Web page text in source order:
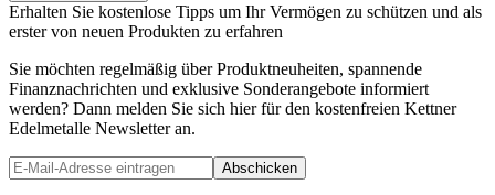
Erhalten Sie kostenlose Tipps um Ihr Vermögen zu schützen und als
erster von neuen Produkten zu erfahren
Sie möchten regelmäßig über Produktneuheiten, spannende
Finanznachrichten und exklusive Sonderangebote informiert
werden? Dann melden Sie sich hier für den kostenfreien Kettner
Edelmetalle Newsletter an.
Abschicken